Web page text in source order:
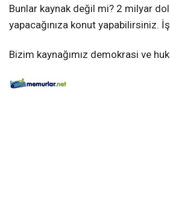
Bunlar kaynak değil mi? 2 milyar
yapacağınıza konut yapabilirsiniz.
Bizim kaynağımız demokrasi ve